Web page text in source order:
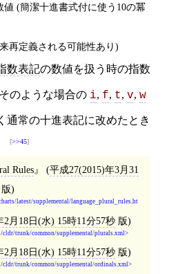
値 (簡潔十進書式付に使う10の冪
再定義される可能性あり)
数表記の数値を扱う時の指数
のような場合の i, f, t, v, w
通常の十進表記に改めたとき
>>45
Rules (平成27(2015)年3月31
)
latest/supplemental/language_plural_rules.ht
2月18日(水) 15時11分57秒版)
trunk/common/supplemental/plurals.xml
2月18日(水) 15時11分57秒版)
trunk/common/supplemental/ordinals.xml